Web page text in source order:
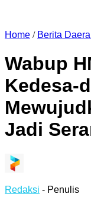
Home / Berita
Wabup
Kedesa-
Jadi
Redaksi - Penulis